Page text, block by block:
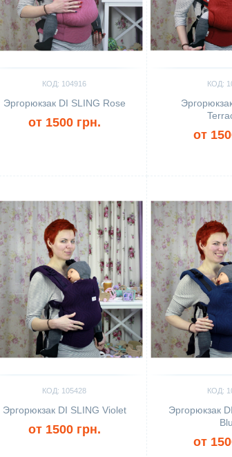
КОД: 104916
Эргорюкзак DI SLING Rose
от 1500 грн.
КОД:
от
КОД: 105428
Эргорюкзак DI SLING Violet
от 1500 грн.
КОД:
Эргорюкзак
от